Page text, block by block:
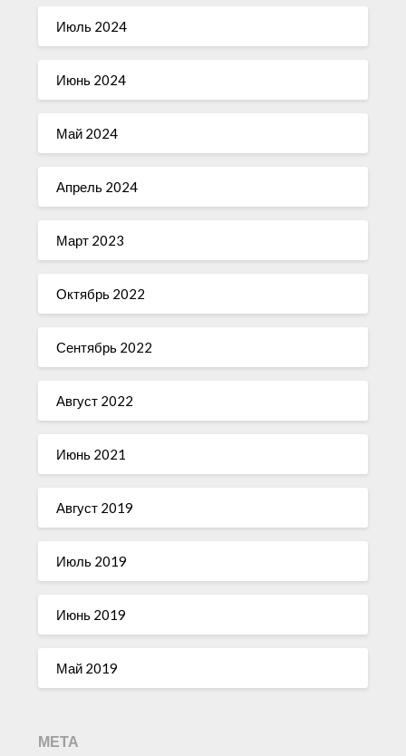
Июль 2024
Июнь 2024
Май 2024
Апрель 2024
Март 2023
Октябрь 2022
Сентябрь 2022
Август 2022
Июнь 2021
Август 2019
Июль 2019
Июнь 2019
Май 2019
МЕТА